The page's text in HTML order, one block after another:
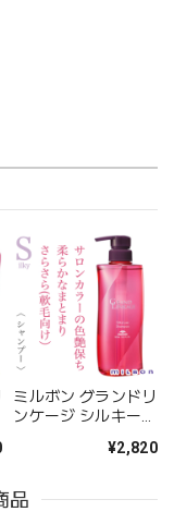
ミルボン グランドリ
ンケージ シルキーリ
500ml(ポンプ)--¥2,820
品